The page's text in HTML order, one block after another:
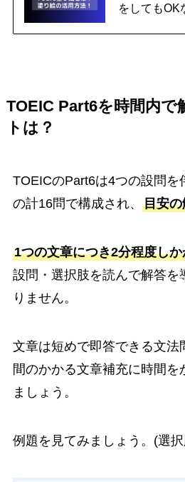
をしてもOK
TOEIC Part6を時間内で
トは？
TOEICのPart6は4つの設問を
の計16問で構成され、 目安
1つの文章につき2分程度し
設問・選択肢を読んで解答を
りません。
文章は短めで即答できる文法
間のかかる文章補充に時間を
ましょう。
例題を見てみましょう。(選